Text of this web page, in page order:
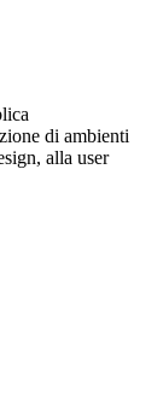
di ambienti
alla user